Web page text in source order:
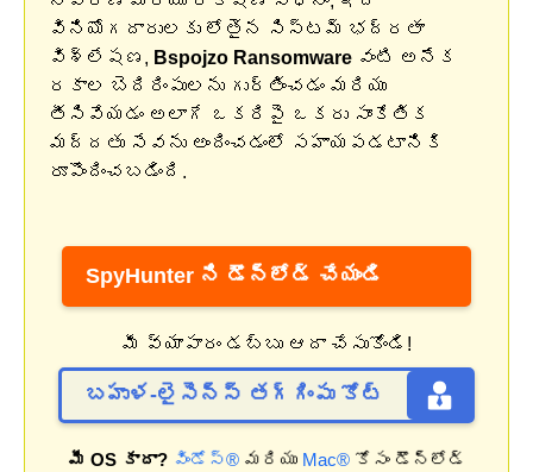
వినియోగదారులకు లోతైన సిస్టమ్ భద్రతా
విశ్లేషణ, Bspojzo Ransomware వంటి అనేక
రకాల బెదిరింపులను గుర్తించడం మరియు
తీసివేయడం అలాగే ఒకరిపై ఒకరు సాంకేతిక
మద్దతు సేవను అందించడంలో సహాయపడటానికి
రూపొందించబడింది.
SpyHunter ని డౌన్‌లోడ్ చేయండి
మీ వ్యాపారం డబ్బు ఆదా చేసుకోండి!
బహుళ-లైసెన్స్ తగ్గింపు కోట్
మీ OS కాదా? విండోస్®మరియు Mac®కోసం డౌన్‌లోడ్